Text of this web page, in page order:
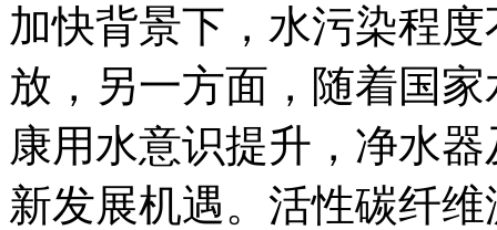
加快背景下，水污染程
放，另一方面，随着国
康用水意识提升，净水
新发展机遇。活性碳纤